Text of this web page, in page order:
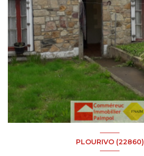
PLOURIVO (22860)